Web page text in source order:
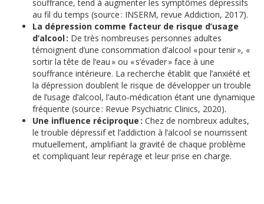
souffrance, tend à augmenter les symptômes dépressifs
au fil du temps (source : INSERM, revue Addiction, 2017).
La dépression comme facteur de risque d’usage
d’alcool : De très nombreuses personnes adultes
témoignent d’une consommation d’alcool « pour tenir », «
sortir la tête de l’eau » ou « s’évader » face à une
souffrance intérieure. La recherche établit que l’anxiété et
la dépression doublent le risque de développer un trouble
de l’usage d’alcool, l’auto‑médication étant une dynamique
fréquente (source : Revue Psychiatric Clinics, 2020).
Une influence réciproque : Chez de nombreux adultes,
le trouble dépressif et l’addiction à l’alcool se nourrissent
mutuellement, amplifiant la gravité de chaque problème
et compliquant leur repérage et leur prise en charge.